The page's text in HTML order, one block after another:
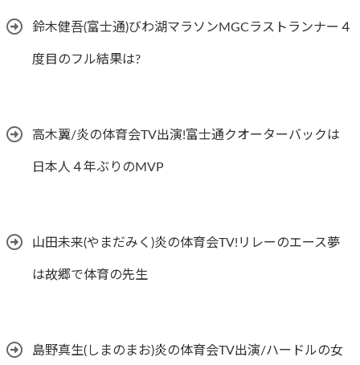
鈴木健吾(富士通)びわ湖マラソンMGCラストランナー４
度目のフル結果は?
高木翼/炎の体育会TV出演!富士通クオーターバックは
日本人４年ぶりのMVP
山田未来(やまだみく)炎の体育会TV!リレーのエース夢
は故郷で体育の先生
島野真生(しまのまお)炎の体育会TV出演/ハードルの女